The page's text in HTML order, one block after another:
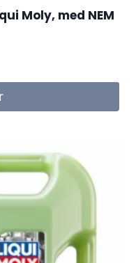
Moly, med NEM